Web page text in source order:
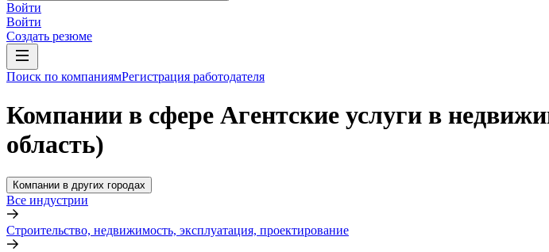
Войти
Войти
Создать резюме
Поиск по компаниямРегистрация работодателя
Компании в сфере Агентские услуги в
область)
Компании в других городах
Все индустрии
Строительство, недвижимость, эксплуатация, проектирование